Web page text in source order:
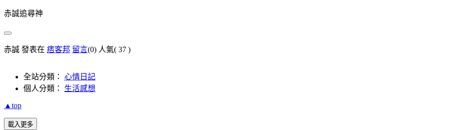
赤誠追尋神
赤誠 發表在 痞客邦 留言(0) 人氣( 37 )
全站分類： 心情日記
個人分類： 生活感想
▲top
載入更多